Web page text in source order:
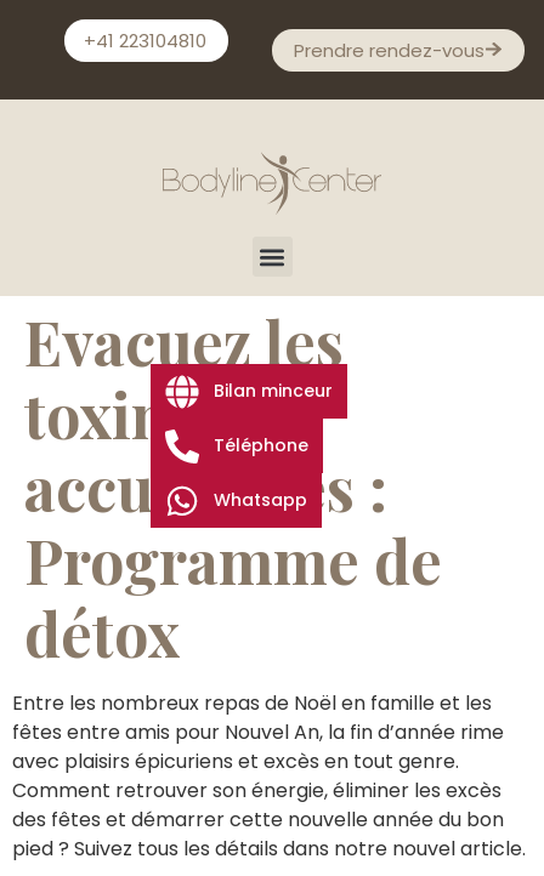
+41 223104810 Prendre rendez-vous
Evacuez les
toxines
accumulées :
Programme de
détox
Entre les nombreux repas de Noël en famille et les
fêtes entre amis pour Nouvel An, la fin d’année rime
avec plaisirs épicuriens et excès en tout genre.
Comment retrouver son énergie, éliminer les excès
des fêtes et démarrer cette nouvelle année du bon
pied ? Suivez tous les détails dans notre nouvel article.
Bilan minceur
Téléphone
Whatsapp